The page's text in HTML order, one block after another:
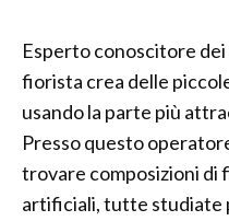
Esperto conoscitore
fiorista crea delle
usando la parte più
Presso questo
trovare composizioni di
artificiali, tutte studiate